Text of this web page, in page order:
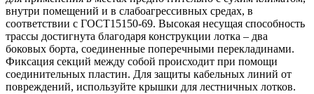
внутри помещений и в слабоагрессивных средах, в
соответствии с ГОСТ15150-69. Высокая несущая способность
трассы достигнута благодаря конструкции лотка – два
боковых борта, соединенные поперечными перекладинами.
Фиксация секций между собой происходит при помощи
соединительных пластин. Для защиты кабельных линий от
повреждений, используйте крышки для лестничных лотков.